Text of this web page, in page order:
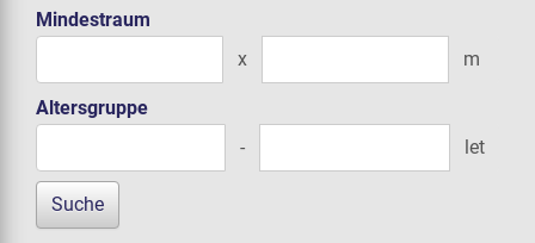
Mindestraum
x
m
Altersgruppe
-
let